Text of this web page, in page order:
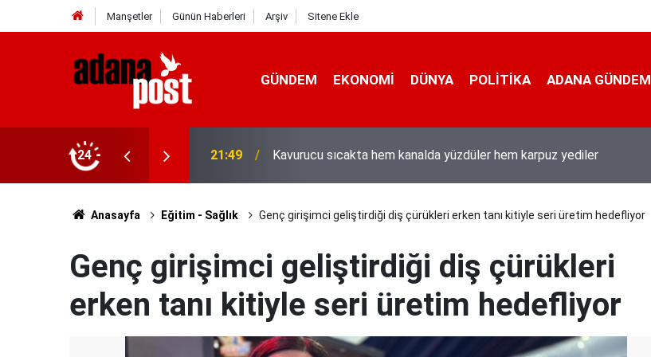
Manşetler Günün Haberleri Arşiv Sitene Ekle
GÜNDEM EKONOMI DÜNYA POLİTİKA ADANA GÜNDEM
24 21:31
Yeni İletişim Vizyonu” başlıklı makales
Anasayfa Eğitim - Sağlık Genç girişimci geliştirdiği diş çürükleri erken tanı kitiyle seri üretim hedefliyor
Genç girişimci geliştirdiği diş çürükleri
erken tanı kitiyle seri üretim hedefliyor